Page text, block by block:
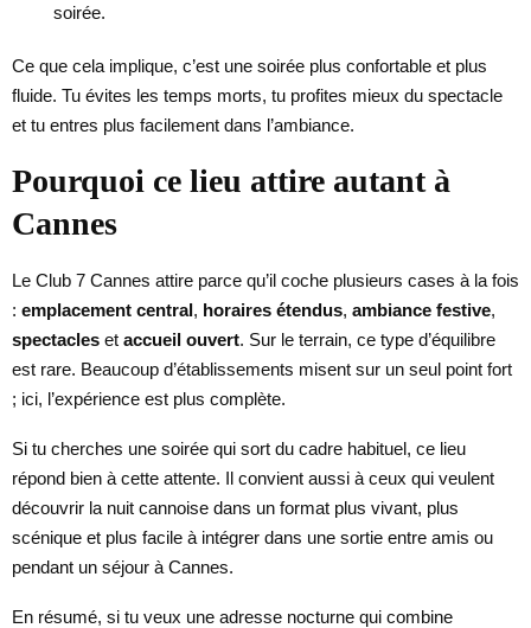
soirée.
Ce que cela implique, c’est une soirée plus confortable et plus
fluide. Tu évites les temps morts, tu profites mieux du spectacle
et tu entres plus facilement dans l’ambiance.
Pourquoi ce lieu attire autant à
Cannes
Le Club 7 Cannes attire parce qu’il coche plusieurs cases à la fois
: emplacement central, horaires étendus, ambiance festive,
spectacles et accueil ouvert. Sur le terrain, ce type d’équilibre
est rare. Beaucoup d’établissements misent sur un seul point fort
; ici, l’expérience est plus complète.
Si tu cherches une soirée qui sort du cadre habituel, ce lieu
répond bien à cette attente. Il convient aussi à ceux qui veulent
découvrir la nuit cannoise dans un format plus vivant, plus
scénique et plus facile à intégrer dans une sortie entre amis ou
pendant un séjour à Cannes.
En résumé, si tu veux une adresse nocturne qui combine